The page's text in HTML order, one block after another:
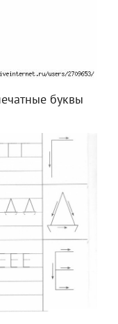
буквы